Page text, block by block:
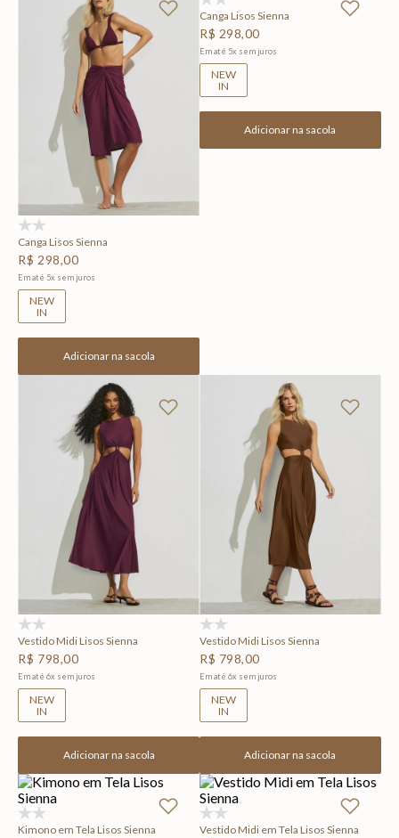
Canga Lisos Sienna
R$ 298,00
Em até 5x sem juros
NEW
IN
Adicionar na sacola
Canga Lisos Sienna
R$ 298,00
Em até 5x sem juros
NEW
IN
Adicionar na sacola
Vestido Midi Lisos Sienna
R$ 798,00
Em até6x sem juros
NEW
IN
Adicionar na sacola
Vestido Midi Lisos Sienna
R$ 798,00
Em até 6x sem juros
NEW
IN
Adicionar na sacola
Kimono em Tela Lisos Sienna Vestido Midi em Tela Lisos Sienna